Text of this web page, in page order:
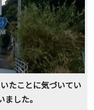
たことに気づいてい
した。